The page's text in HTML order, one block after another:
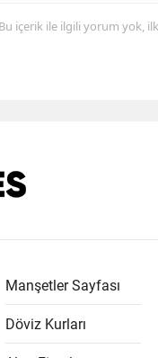
içerik ile ilgili yorum yok,
Manşetler Sayfası
Döviz Kurları